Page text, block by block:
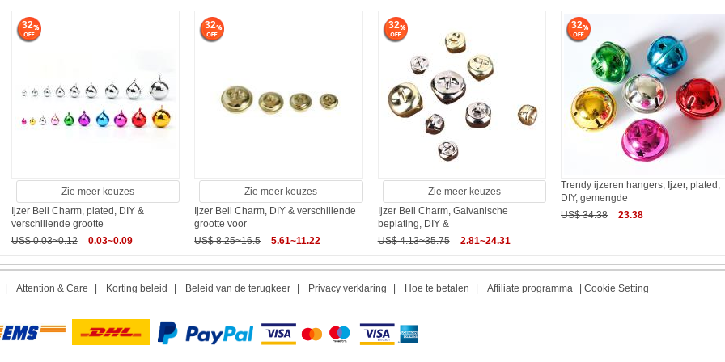
32
Zie meer keuzes
Ijzer Bell Charm, plated, DIY &
verschillende grootte
US$ 0.03~0.12
0.03~0.09
32
Zie meer keuzes
Ijzer Bell Charm, DIY & verschillende
grootte voor
US$ 8.25~16.5
5.61~11.22
32
Zie meer keuzes
Ijzer Bell Charm, Galvanische
beplating, DIY &
US$ 4.13~35.75
2.81~24.31
32
Trendy ijzeren hangers, Ijzer, plated,
DIY, gemengde
US$ 34.38
23.38
Attention & Care Korting beleid Beleid van de terugkeer Privacy verklaring Hoe te betalen Affiliate programma Cookie Setting